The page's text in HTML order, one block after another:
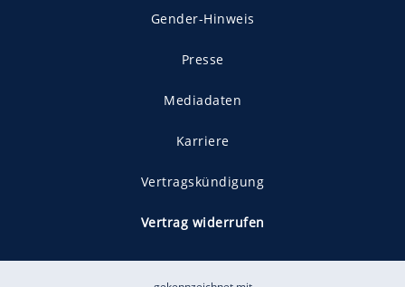
Gender-Hinweis
Presse
Mediadaten
Karriere
Vertragskündigung
Vertrag widerrufen